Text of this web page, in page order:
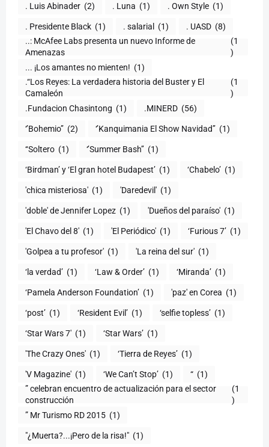
. Luis Abinader (2) . Luna (1) . Own Style (1)
. Presidente Black (1) . salarial (1) . UASD (8)
..: McAfee Labs presenta un nuevo Informe de
(1
)
... ¡Los amantes no mienten! (1)
.“Los Reyes: La verdadera historia del Buster y El
Camaleón
(1
)
.Fundacion Chasintong (1) .MINERD (56)
‘’Bohemio’’ (2) ‘’Kanquimania El Show Navidad’’ (1)
‘‘Soltero (1) ‘’Summer Bash’’ (1)
‘Birdman’ y ‘El gran hotel Budapest’ (1) ‘Chabelo’ (1)
'chica misteriosa' (1) 'Daredevil' (1)
'doble' de Jennifer Lopez (1) 'Dueños del paraíso' (1)
'El Chavo del 8' (1) 'El Periódico' (1) ‘Furious 7’ (1)
'Golpea a tu profesor' (1) 'La reina del sur' (1)
‘la verdad’ (1) ‘Law & Order’ (1) ‘Miranda’ (1)
‘Pamela Anderson Foundation’ (1) 'paz' en Corea (1)
‘post’ (1) ‘Resident Evil’ (1) ‘selfie topless’ (1)
‘Star Wars 7′ (1) ‘Star Wars’ (1)
'The Crazy Ones' (1) ‘Tierra de Reyes’ (1)
'V Magazine' (1) ‘We Can’t Stop’ (1) “ (1)
” celebran encuentro de actualización para el sector
construcción
(1
)
” Mr Turismo RD 2015 (1)
"¿Muerta?...¡Pero de la risa!" (1)